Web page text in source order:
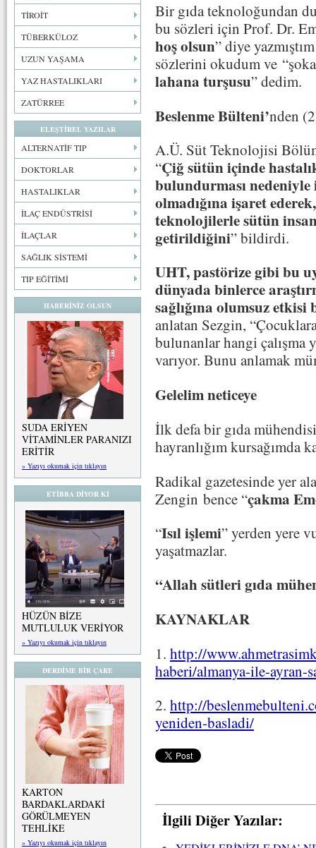
TİROİT
TÜBERKÜLOZ
UZUN YAŞAMA
YAZ HASTALIKLARI
ZATÜRREE
ELEŞTİREL YAZILAR
ALTERNATİF TIP
DOKTORLAR
HASTALIKLAR
İLAÇ ENDÜSTRİSİ
İLAÇLAR
SAĞLIK SİSTEMİ
TIP EĞİTİMİ
HABERİNİZ OLSUN
SUDA ERİYEN
VİTAMİNLER PARANIZI
ERİTİR
» Yazıyı okumak için tıklayın
ETİBBA DİYOR Kİ
HÜZÜN BİZE
MUTLULUK VERİYOR
» Yazıyı okumak için tıklayın
DERDİME BİR ÇARE
KARTON
BARDAKLARDAKİ
GÖRÜLMEYEN
TEHLİKE
» Yazıyı okumak için tıklayın
Bir gıda teknoloğundan
bu sözleri için Prof. Dr.
hoş olsun” diye
sözlerini okudum ve
lahana turşusu” dedim.
Beslenme Bülteni’nden
A.Ü. Süt Teknolojisi
“Çiğ sütün içinde
bulundurması
olmadığına işaret
teknolojilerle sütün
getirildiğini” bildirdi.
UHT, pastörize gibi bu
dünyada binlerce
sağlığına olumsuz
anlatan Sezgin,
bulunanlar hangi çalışma
varıyor. Bunu anlamak
Gelelim neticeye
İlk defa bir gıda
hayranlığım kursağımda
Radikal gazetesinde yer
Zengin bence “çakma
“Isıl işlemi” yerden yere
yaşatmazlar.
“Allah sütleri gıda
KAYNAKLAR
1. http://
haberi/almanya-ile-ayran-
2. http://
yeniden-basladi/
İlgili Diğer Yazılar: